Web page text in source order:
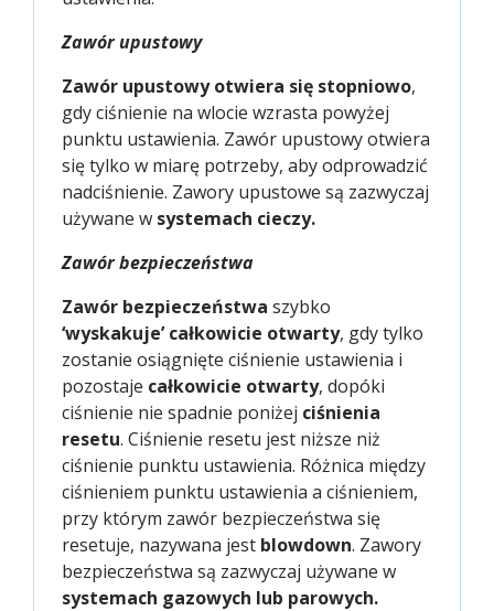
Zawór upustowy
Zawór upustowy otwiera się stopniowo,
gdy ciśnienie na wlocie wzrasta powyżej
punktu ustawienia. Zawór upustowy otwiera
się tylko w miarę potrzeby, aby odprowadzić
nadciśnienie. Zawory upustowe są zazwyczaj
używane w systemach cieczy.
Zawór bezpieczeństwa
Zawór bezpieczeństwa szybko
‘wyskakuje’ całkowicie otwarty, gdy tylko
zostanie osiągnięte ciśnienie ustawienia i
pozostaje całkowicie otwarty, dopóki
ciśnienie nie spadnie poniżej ciśnienia
resetu. Ciśnienie resetu jest niższe niż
ciśnienie punktu ustawienia. Różnica między
ciśnieniem punktu ustawienia a ciśnieniem,
przy którym zawór bezpieczeństwa się
resetuje, nazywana jest blowdown. Zawory
bezpieczeństwa są zazwyczaj używane w
systemach gazowych lub parowych.